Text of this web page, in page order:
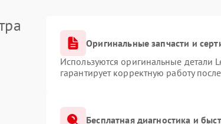
Оригинальные запчасти и
Используются оригинальные
гарантирует корректную работу
Бесплатная диагностика и